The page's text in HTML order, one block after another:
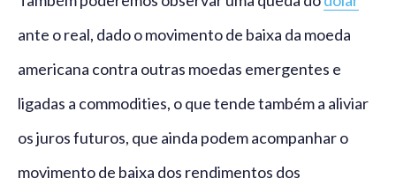
ante o real, dado o movimento de baixa da moeda
americana contra outras moedas emergentes e
ligadas a commodities, o que tende também a aliviar
os juros futuros, que ainda podem acompanhar o
movimento de baixa dos rendimentos dos